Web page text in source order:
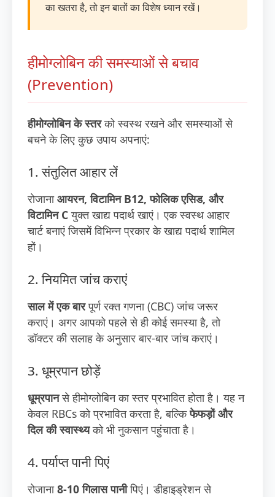
का खतरा है, तो इन बातों का विशेष ध्यान रखें।
हीमोग्लोबिन की समस्याओं से बचाव
(Prevention)
हीमोग्लोबिन के स्तरको स्वस्थ रखने और समस्याओं से
बचने के लिए कुछ उपाय अपनाएं:
1. संतुलित आहार लें
रोजानाआयरन, विटामिन B12, फोलिक एसिड, और
विटामिन Cयुक्त खाद्य पदार्थ खाएं। एक स्वस्थ आहार
चार्ट बनाएं जिसमें विभिन्न प्रकार के खाद्य पदार्थ शामिल
हों।
2. नियमित जांच कराएं
साल में एक बारपूर्ण रक्त गणना (CBC) जांच जरूर
कराएं। अगर आपको पहले से ही कोई समस्या है, तो
डॉक्टर की सलाह के अनुसार बार-बार जांच कराएं।
3. धूम्रपान छोड़ें
धूम्रपानसे हीमोग्लोबिन का स्तर प्रभावित होता है। यह न
केवल RBCs को प्रभावित करता है, बल्किफेफड़ों और
दिल की स्वास्थ्यको भी नुकसान पहुंचाता है।
4. पर्याप्त पानी पिएं
रोजाना8-10 गिलास पानीपिएं। डीहाइड्रेशन से